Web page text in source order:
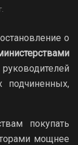
о
подчиненных,
покупать
мощнее